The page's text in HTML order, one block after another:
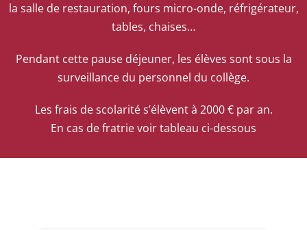
la salle de restauration, fours micro-onde, réfrigérateur,
tables, chaises…
Pendant cette pause déjeuner, les élèves sont sous la
surveillance du personnel du collège.
Les frais de scolarité s’élèvent à 2000 € par an.
En cas de fratrie voir tableau ci-dessous